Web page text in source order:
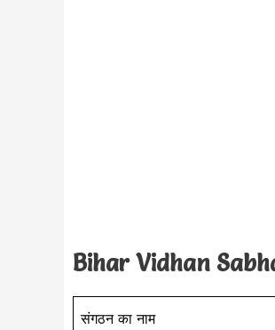
Bihar Vidhan
संगठन का नाम